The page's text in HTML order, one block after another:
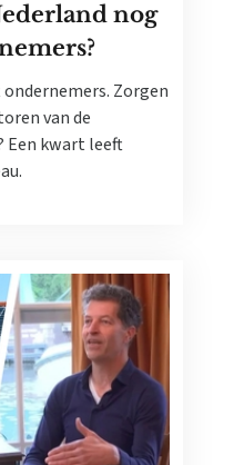
nog
Zorgen
van de
Een kwart leeft